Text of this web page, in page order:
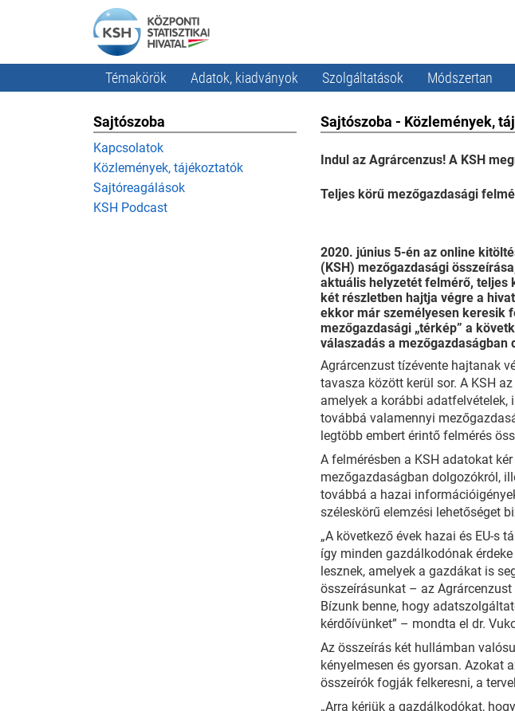
Témakörök Adatok, kiadványok Szolgáltatások Módszertan
Sajtószoba
Kapcsolatok
Közlemények, tájékoztatók
Sajtóreagálások
KSH Podcast
Sajtószoba - Közlemények,
Indul az Agrárcenzus! A KSH
Teljes körű mezőgazdasági
2020. június 5-én az online
(KSH) mezőgazdasági
aktuális helyzetét felmérő, teljes
két részletben hajtja végre a
ekkor már személyesen keresik
mezőgazdasági „térkép” a
válaszadás a
Agrárcenzust tízévente hajtanak
tavasza között kerül sor. A KSH
amelyek a korábbi
továbbá valamennyi
legtöbb embert érintő felmérés
A felmérésben a KSH adatokat
mezőgazdaságban dolgozókról,
továbbá a hazai
széleskörű elemzési lehetőséget
„A következő évek hazai és EU-s
így minden gazdálkodónak
lesznek, amelyek a gazdákat is
összeírásunkat – az
Bízunk benne, hogy
kérdőívünket” – mondta el dr.
Az összeírás két hullámban
kényelmesen és gyorsan. Azokat
összeírók fogják felkeresni, a
„Arra kérjük a gazdálkodókat,